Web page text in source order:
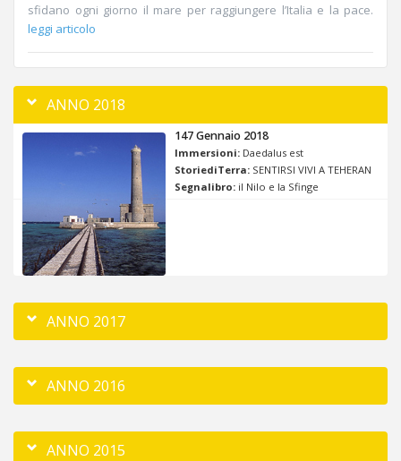
sfidano ogni giorno il mare per raggiungere l’Italia e la pace.
leggi articolo
ANNO 2018
147 Gennaio 2018
Immersioni: Daedalus est
StoriediTerra: SENTIRSI VIVI A TEHERAN
Segnalibro: il Nilo e la Sfinge
ANNO 2017
ANNO 2016
ANNO 2015